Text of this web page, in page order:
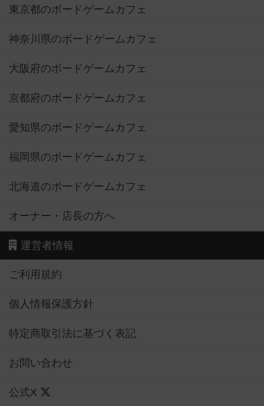
東京都のボードゲームカフェ
神奈川県のボードゲームカフェ
大阪府のボードゲームカフェ
京都府のボードゲームカフェ
愛知県のボードゲームカフェ
福岡県のボードゲームカフェ
北海道のボードゲームカフェ
オーナー・店長の方へ
運営者情報
ご利用規約
個人情報保護方針
特定商取引法に基づく表記
お問い合わせ
公式X